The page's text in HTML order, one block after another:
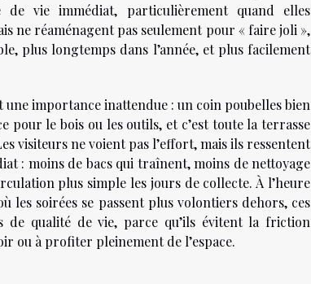
vie immédiat, particulièrement quand elles
ne réaménagent pas seulement pour « faire joli »,
plus longtemps dans l’année, et plus facilement
importance inattendue : un coin poubelles bien
le bois ou les outils, et c’est toute la terrasse
visiteurs ne voient pas l’effort, mais ils ressentent
: moins de bacs qui traînent, moins de nettoyage
plus simple les jours de collecte. À l’heure
les soirées se passent plus volontiers dehors, ces
de qualité de vie, parce qu’ils évitent la friction
ou à profiter pleinement de l’espace.